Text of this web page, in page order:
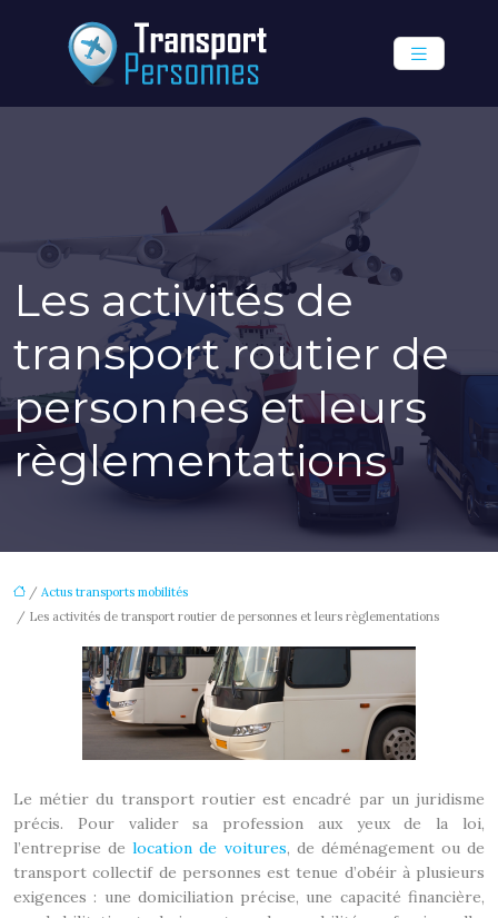
Les activités de
transport routier de
personnes et leurs
règlementations
/ Actus transports mobilités
/ Les activités de transport routier de personnes et leurs règlementations
Le métier du transport routier est encadré par un juridisme
précis. Pour valider sa profession aux yeux de la loi,
l’entreprise delocation de voitures, de déménagement ou de
transport collectif de personnes est tenue d’obéir à plusieurs
exigences : une domiciliation précise, une capacité financière,